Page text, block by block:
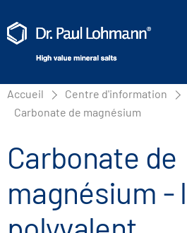
Accueil Centre d'information
Carbonate de magnésium
Carbonate de
magnésium -